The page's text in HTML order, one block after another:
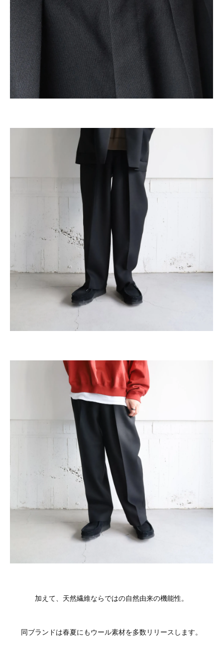
加えて、天然繊維ならではの自然由来の機能性。
同ブランドは春夏にもウール素材を多数リリースします。